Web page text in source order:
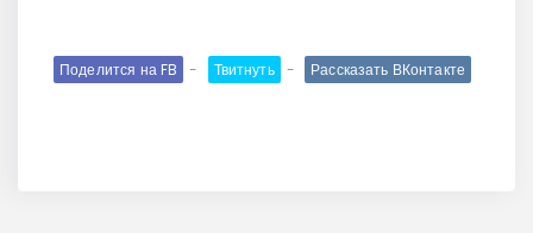
Поделится на FB Твитнуть Рассказать ВКонтакте